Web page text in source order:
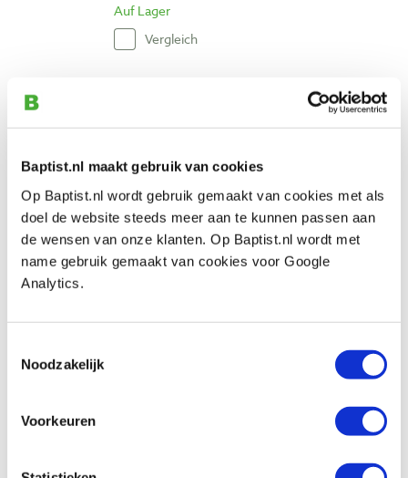
Baptist.nl maakt gebruik van cookies
Op Baptist.nl wordt gebruik gemaakt van cookies met als
doel de website steeds meer aan te kunnen passen aan
de wensen van onze klanten. Op Baptist.nl wordt met
name gebruik gemaakt van cookies voor Google
Analytics.
Noodzakelijk
Voorkeuren
Auf Lager
Vergleich
€ 2,44 ohne MwSt
Auf Lager
Vergleich